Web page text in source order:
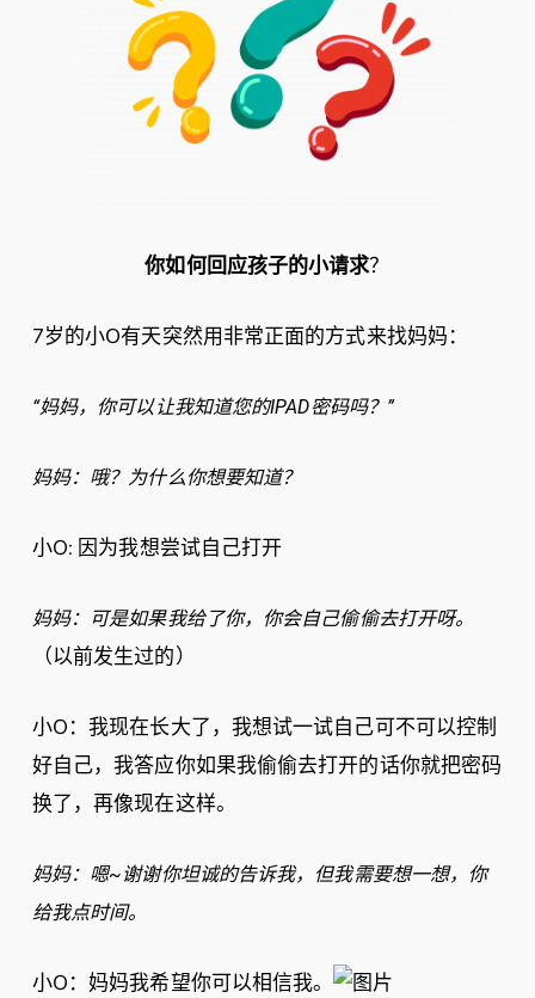
你如何回应孩子的小请求？
7岁的小O有天突然用非常正面的方式来找妈妈：
“妈妈，你可以让我知道您的IPAD密码吗？”
妈妈：哦？为什么你想要知道？
小O: 因为我想尝试自己打开
妈妈：可是如果我给了你，你会自己偷偷去打开呀。
（以前发生过的）
小O：我现在长大了，我想试一试自己可不可以控制
好自己，我答应你如果我偷偷去打开的话你就把密码
换了，再像现在这样。
妈妈：嗯~谢谢你坦诚的告诉我，但我需要想一想，你
给我点时间。
小O：妈妈我希望你可以相信我。